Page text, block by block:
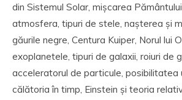
din Sistemul Solar, mișcarea
atmosfera, tipuri de stele, nașterea și
găurile negre, Centura Kuiper, Norul lui
exoplanetele, tipuri de galaxii, roiuri de
acceleratorul de particule, posibilitatea
călătoria în timp, Einstein și teoria